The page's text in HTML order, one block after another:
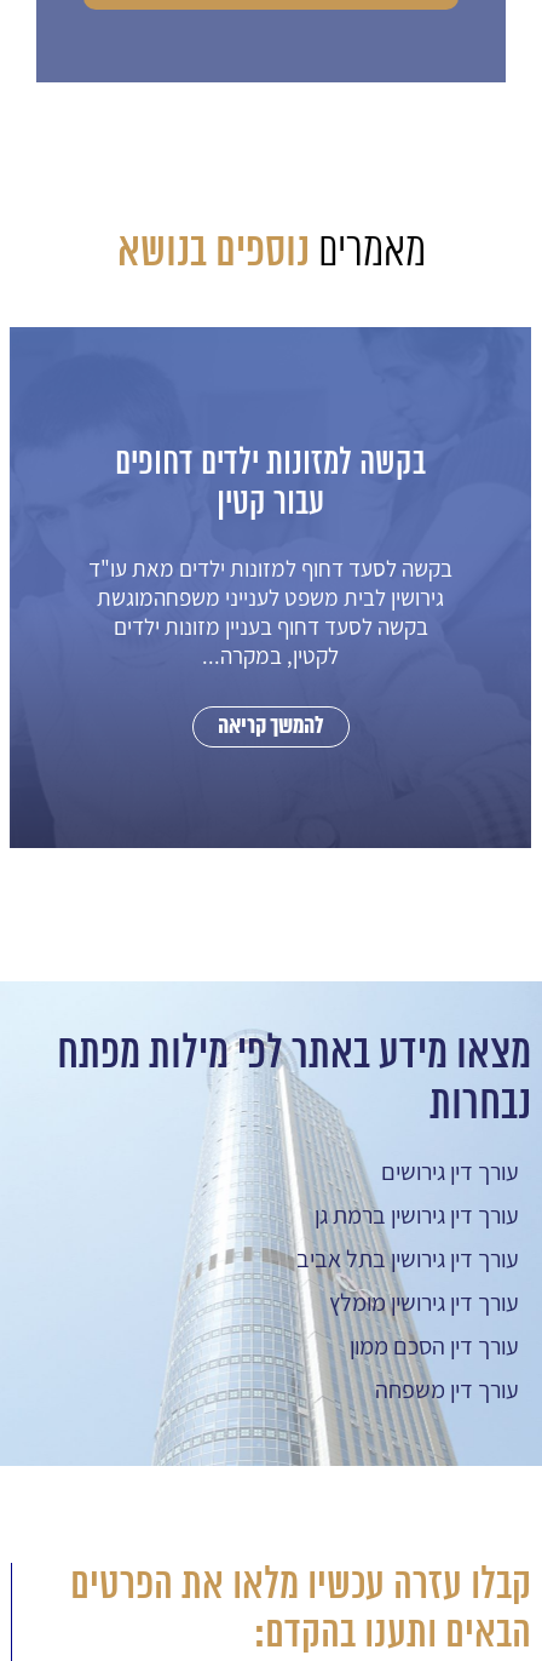
מאמרים נוספים בנושא
בקשה למזונות ילדים דחופים
עבור קטין
בקשה לסעד דחוף למזונות ילדים מאת עו"ד
גירושין לבית משפט לענייני משפחהמוגשת
בקשה לסעד דחוף בעניין מזונות ילדים
לקטין, במקרה...
להמשך קריאה
מצאו מידע באתר לפי מילות מפתח
נבחרות
עורך דין גירושים
עורך דין גירושין ברמת גן
עורך דין גירושין בתל אביב
עורך דין גירושין מומלץ
עורך דין הסכם ממון
עורך דין משפחה
קבלו עזרה עכשיו מלאו את הפרטים
הבאים ותענו בהקדם: